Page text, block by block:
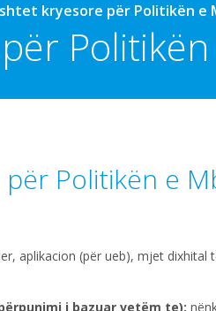
kryesore për Politikën e
Politikën e
aplikacion (për ueb), mjet dixhital
i bazuar vetëm te):